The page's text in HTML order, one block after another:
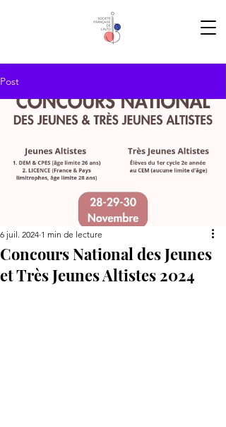
Post
Concours National des Jeunes
et Très Jeunes Altistes 2024
6 juil. 2024 1 min de lecture